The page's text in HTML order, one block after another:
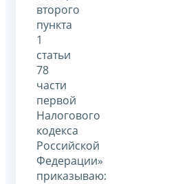
второго
пункта
1
статьи
78
части
первой
Налогового
кодекса
Российской
Федерации»
приказываю: